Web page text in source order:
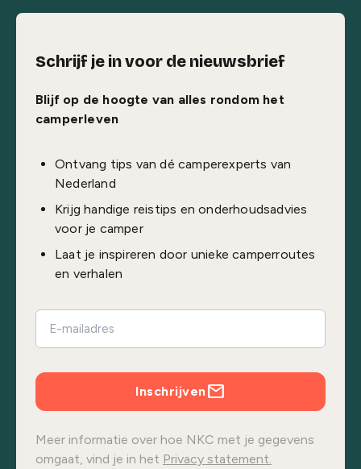
Schrijf je in voor de nieuwsbrief
Blijf op de hoogte van alles rondom het
camperleven
Ontvang tips van dé camperexperts van
Nederland
Krijg handige reistips en onderhoudsadvies
voor je camper
Laat je inspireren door unieke camperroutes
en verhalen
Inschrijven
Meer informatie over hoe NKC met je gegevens
omgaat, vind je in het Privacy statement.